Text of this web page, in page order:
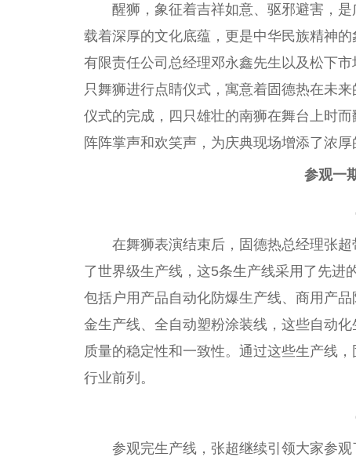
醒狮，象征着吉祥如意、驱邪避害，
载着深厚的文化底蕴，更是中华民族精神的
有限责任公司 总经理邓永鑫先生以及松下
只舞狮进行点睛仪式，寓意着固德热在未
仪式的完成，四只雄壮的南狮在舞台 上时
阵阵掌声和欢笑声，为庆典现场增添了浓厚
参观一
在舞狮表演结束后，固德热总经理张超
了世界级生产线，这5条生产线采用了先进
包括户用产品自动化防爆生产线、商用产
金生产线、全自动塑粉涂装线，这些自动
质量的稳定性和一致性。通过这些生产线
行业前列。
参观完生产线，张超继续引领大家参